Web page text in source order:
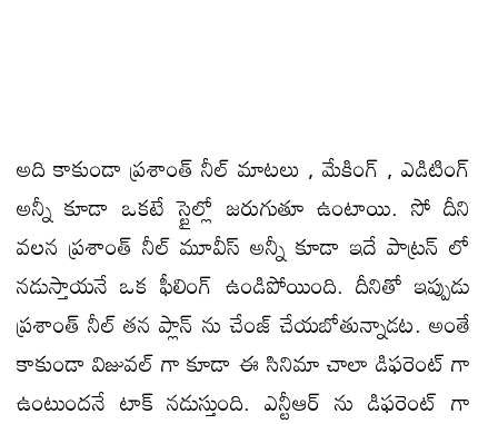
అది కాకుండా ప్రశాంత్ నీల్ మాటలు , మేకింగ్ , ఎడిటింగ్
అన్నీ కూడా ఒకటే స్టైల్లో జరుగుతూ ఉంటాయి. సో దీని
వలన ప్రశాంత్ నీల్ మూవీస్ అన్నీ కూడా ఇదే పాట్రన్ లో
నడుస్తాయనే ఒక ఫీలింగ్ ఉండిపోయింది. దీనితో ఇప్పుడు
ప్రశాంత్ నీల్ తన ప్లాన్ ను చేంజ్ చేయబోతున్నాడట. అంతే
కాకుండా విజువల్ గా కూడా ఈ సినిమా చాలా డిఫరెంట్ గా
ఉంటుందనే టాక్ నడుస్తుంది. ఎన్టీఆర్ ను డిఫరెంట్ గా